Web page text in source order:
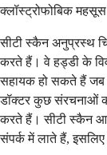
क्लॉस्ट्रोफोबिक
सीटी स्कैन अनुप्रस्थ
करते हैं। वे हड्डी के
सहायक हो सकते हैं जब
डॉक्टर कुछ संरचनाओं
करते हैं। सीटी स्कैन
संपर्क में लाते हैं,